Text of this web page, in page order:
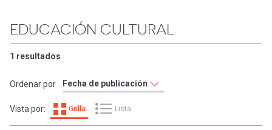
entrar
a
mi
Comunidad
Expand
Exploración
[Educarchile
sesión
Regístrate
enlaces
de
ayuda
EDUCACIÓN CULTURAL
1 resultados
Ordenar por
Vista por: Grilla Lista
registrarte.